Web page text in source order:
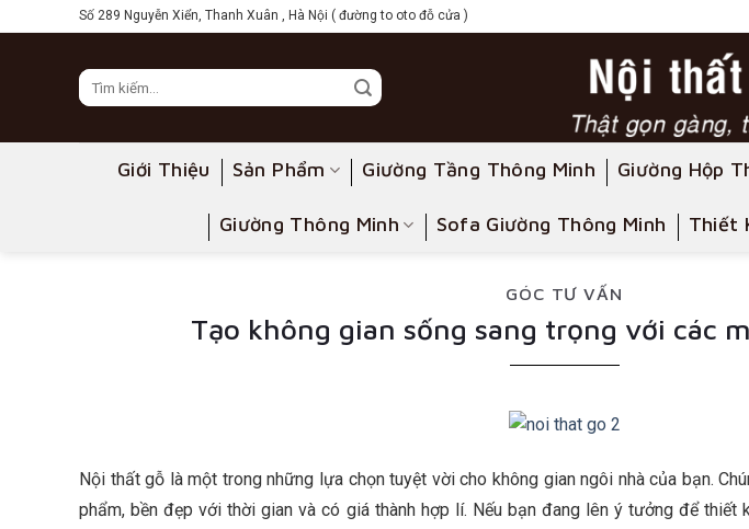
to
Số 289 Nguyễn Xiển, Thanh Xuân , Hà Nội ( đường to oto đỗ cửa )
Giới Thiệu Sản Phẩm Giường Tầng Thông Minh Giường Hộp
Giường Thông Minh Sofa Giường Thông Minh Thiết
GÓC TƯ VẤN
Tạo không gian sống sang trọng với các
Nội thất gỗ là một trong những lựa chọn tuyệt vời cho không gian ngôi nhà của bạn.
phẩm, bền đẹp với thời gian và có giá thành hợp lí. Nếu bạn đang lên ý tưởng để thiết